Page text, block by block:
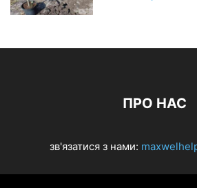
ПРО НАС
зв'язатися з нами: